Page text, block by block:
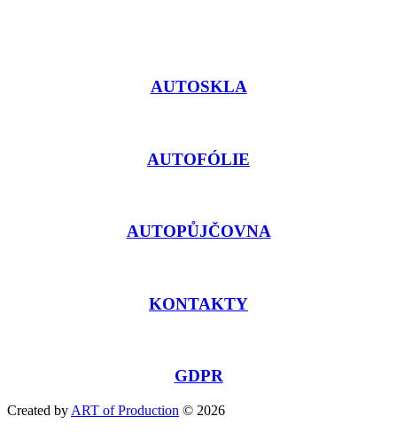
AUTOSKLA
AUTOFÓLIE
AUTOPŮJČOVNA
KONTAKTY
GDPR
Created by ART of Production © 2026